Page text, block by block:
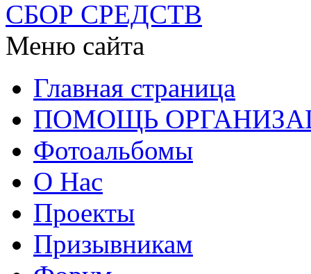
СБОР СРЕДСТВ
Меню сайта
Главная страница
ПОМОЩЬ
Фотоальбомы
О Нас
Проекты
Призывникам